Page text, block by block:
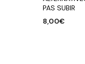
PAS SUBIR
8,00€